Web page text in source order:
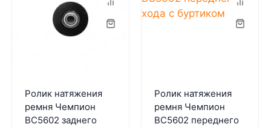
Ролик натяжения
ремня Чемпион
BC5602 заднего
Ролик натяжения
ремня Чемпион
BC5602 переднего